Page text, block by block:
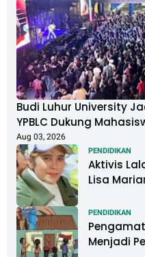
Budi Luhur University
YPBLC Dukung
Berkapasitas Ribuan
Aug 03, 2026
PENDIDIKAN
Aktivis
Lisa
DNA
PENDIDIKAN
Menjadi